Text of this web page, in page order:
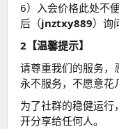
6）入会价格此处不
后（jnztxy889）询
2【温馨提示】
请尊重我们的服务，
永不服务，不愿意花
为了社群的稳健运
开分享给任何人。